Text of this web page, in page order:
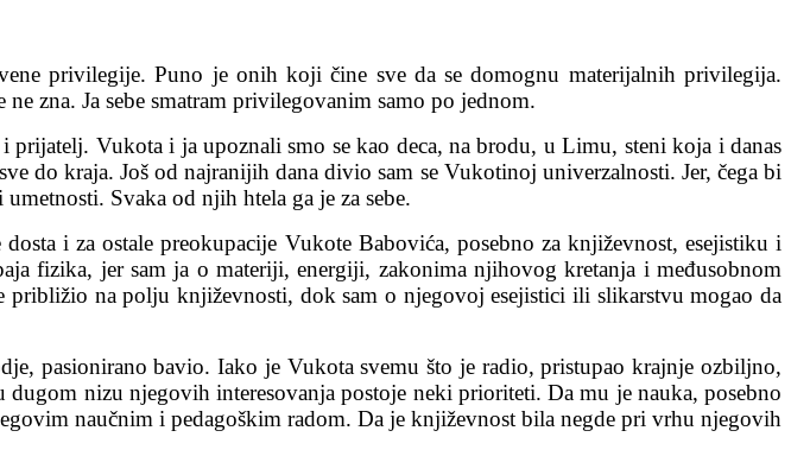
privilegije. Puno je onih koji čine sve da se domognu materijalnih privilegija.
zna. Ja sebe smatram privilegovanim samo po jednom.
Vukota i ja upoznali smo se kao deca, na brodu, u Limu, steni koja i danas
do kraja. Još od najranijih dana divio sam se Vukotinoj univerzalnosti. Jer, čega bi
Svaka od njih htela ga je za sebe.
i za ostale preokupacije Vukote Babovića, posebno za književnost, esejistiku i
fizika, jer sam ja o materiji, energiji, zakonima njihovog kretanja i međusobnom
na polju književnosti, dok sam o njegovoj esejistici ili slikarstvu mogao da
pasionirano bavio. Iako je Vukota svemu što je radio, pristupao krajnje ozbiljno,
nizu njegovih interesovanja postoje neki prioriteti. Da mu je nauka, posebno
naučnim i pedagoškim radom. Da je književnost bila negde pri vrhu njegovih